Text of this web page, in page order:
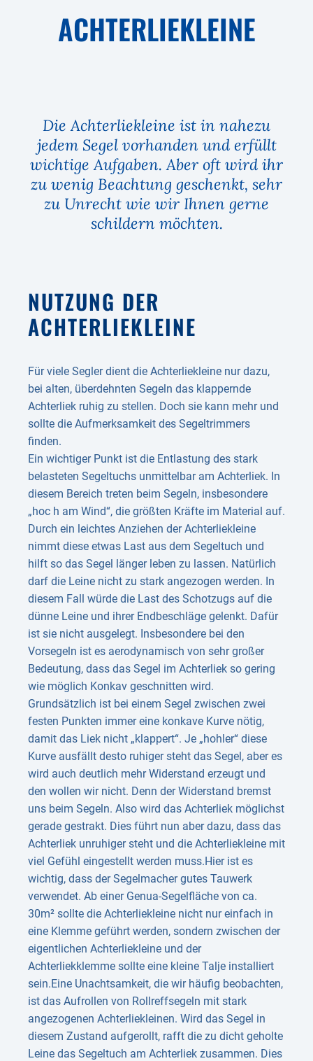
ACHTERLIEKLEINE
Die Achterliekleine ist in nahezu
jedem Segel vorhanden und erfüllt
wichtige Aufgaben. Aber oft wird ihr
zu wenig Beachtung geschenkt, sehr
zu Unrecht wie wir Ihnen gerne
schildern möchten.
NUTZUNG DER
ACHTERLIEK­LEINE
Für viele Segler dient die Achterliekleine nur dazu,
bei alten, überdehnten Segeln das klappernde
Achterliek ruhig zu stellen. Doch sie kann mehr und
sollte die Aufmerksamkeit des Segeltrimmers
finden.
Ein wichtiger Punkt ist die Entlastung des stark
belasteten Segeltuchs unmittelbar am Achterliek. In
diesem Bereich treten beim Segeln, insbesondere
„hoc h am Wind“, die größten Kräfte im Material auf.
Durch ein leichtes Anziehen der Achterliekleine
nimmt diese etwas Last aus dem Segeltuch und
hilft so das Segel länger leben zu lassen. Natürlich
darf die Leine nicht zu stark angezogen werden. In
diesem Fall würde die Last des Schotzugs auf die
dünne Leine und ihrer Endbeschläge gelenkt. Dafür
ist sie nicht ausgelegt. Insbesondere bei den
Vorsegeln ist es aerodynamisch von sehr großer
Bedeutung, dass das Segel im Achterliek so gering
wie möglich Konkav geschnitten wird.
Grundsätzlich ist bei einem Segel zwischen zwei
festen Punkten immer eine konkave Kurve nötig,
damit das Liek nicht „klappert“. Je „hohler“ diese
Kurve ausfällt desto ruhiger steht das Segel, aber es
wird auch deutlich mehr Widerstand erzeugt und
den wollen wir nicht. Denn der Widerstand bremst
uns beim Segeln. Also wird das Achterliek möglichst
gerade gestrakt. Dies führt nun aber dazu, dass das
Achterliek unruhiger steht und die Achterliekleine mit
viel Gefühl eingestellt werden muss.Hier ist es
wichtig, dass der Segelmacher gutes Tauwerk
verwendet. Ab einer Genua-Segelfläche von ca.
30m² sollte die Achterliekleine nicht nur einfach in
eine Klemme geführt werden, sondern zwischen der
eigentlichen Achterliekleine und der
Achterliekklemme sollte eine kleine Talje installiert
sein.Eine Unachtsamkeit, die wir häufig beobachten,
ist das Aufrollen von Rollreffsegeln mit stark
angezogenen Achterliekleinen. Wird das Segel in
diesem Zustand aufgerollt, rafft die zu dicht geholte
Leine das Segeltuch am Achterliek zusammen. Dies